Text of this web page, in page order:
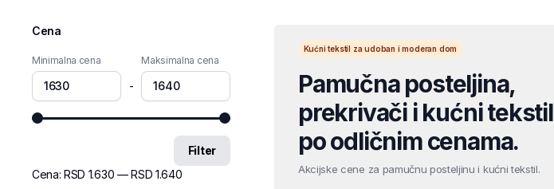
Kućni tekstil za udoban i moderan dom
Pamučna posteljina,
prekrivači i kućni tekstil
po odličnim cenama.
Akcijske cene za pamučnu posteljinu i kućni tekstil.
Cena
Minimalna cena
-
Maksimalna cena
Filter
Cena:RSD 1.630 —RSD 1.640